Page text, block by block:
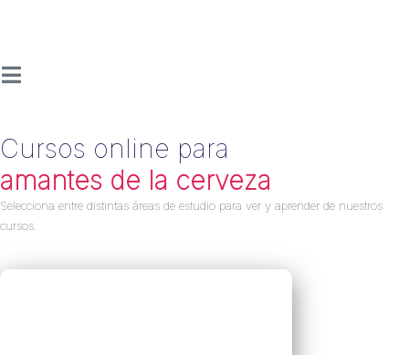
Cursos online para
amantes de la cerveza
Selecciona entre distintas áreas de estudio para ver y aprender de nuestros
cursos.